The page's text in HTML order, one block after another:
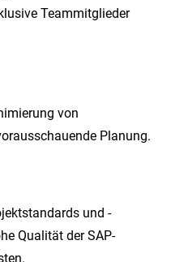
Teammitglieder
von
Planung.
und -
Qualität der SAP-